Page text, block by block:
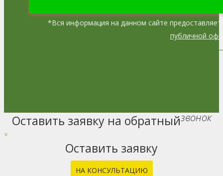
*Вся информация на данном сайте
публичной
GoОставить заявку на обратныйзвонок
×
Оставить заявку
НА КОНСУЛЬТАЦИЮ